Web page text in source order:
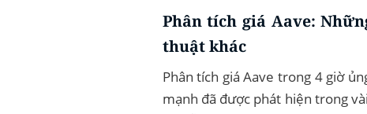
Phân tích giá Aave:
thuật khác
Phân tích giá Aave trong 4 giờ
mạnh đã được phát hiện trong